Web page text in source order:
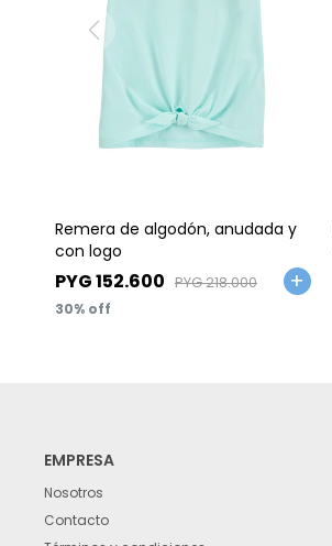
Remera de algodón, anudada y
con logo
PYG152.600 PYG218.000
30
EMPRESA
Nosotros
Contacto